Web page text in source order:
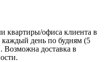
квартиры/офиса клиента в
каждый день по будням (5
Возможна доставка в